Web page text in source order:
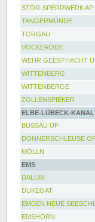
STÖR-SPERRWERK AP
TANGERMÜNDE
TORGAU
VOCKERODE
WEHR GEESTHACHT
WITTENBERG
WITTENBERGE
ZOLLENSPIEKER
ELBE-LÜBECK-KANAL
BÜSSAU UP
DONNERSCHLEUSE
MÖLLN
EMS
DALUM
DUKEGAT
EMDEN NEUE
EMSHÖRN